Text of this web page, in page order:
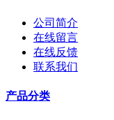
公司简介
在线留言
在线反馈
联系我们
产品分类